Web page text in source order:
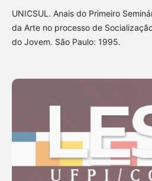
UNICSUL. Anais do Primeiro
da Arte no processo de
do Jovem. São Paulo: 1995.